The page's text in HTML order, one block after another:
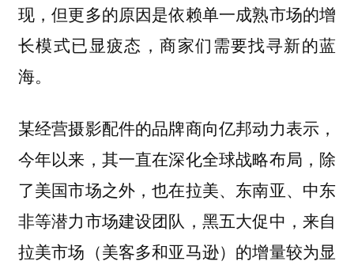
现，但更多的原因是依赖单一成熟市场的增
长模式已显疲态，商家们需要找寻新的蓝
海。
某经营摄影配件的品牌商向亿邦动力表示，
今年以来，其一直在深化全球战略布局，除
了美国市场之外，也在拉美、东南亚、中东
非等潜力市场建设团队，黑五大促中，来自
拉美市场（美客多和亚马逊）的增量较为显